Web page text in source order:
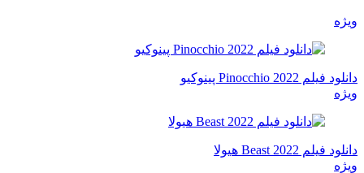
ویژه
دانلود فیلم Pinocchio 2022 پینوکیو
ویژه
دانلود فیلم Beast 2022 هیولا
ویژه